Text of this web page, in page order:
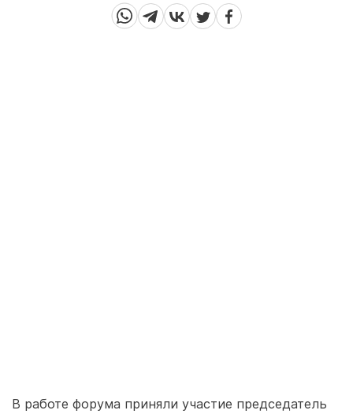
В работе форума приняли участие председатель